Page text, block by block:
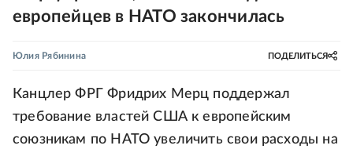
европейцев в НАТО закончилась
Юлия Рябинина ПОДЕЛИТЬСЯ
Канцлер ФРГ Фридрих Мерц поддержал
требование властей США к европейским
союзникам по НАТО увеличить свои расходы на